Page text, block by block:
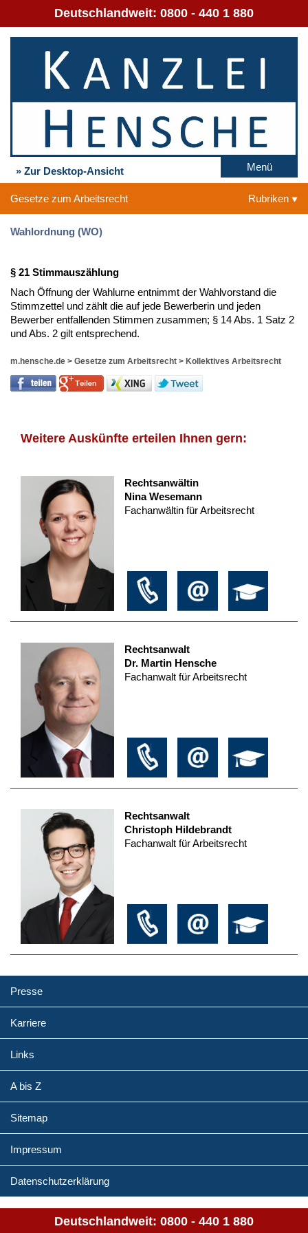
Deutschlandweit: 0800 - 440 1 880
» Zur Desktop-Ansicht Menü
Gesetze zum Arbeitsrecht Rubriken
Wahlordnung (WO)
§ 21 Stimmauszählung
Nach Öffnung der Wahlurne entnimmt der Wahlvorstand die
Stimmzettel und zählt die auf jede Bewerberin und jeden
Bewerber entfallenden Stimmen zusammen; § 14 Abs. 1 Satz 2
und Abs. 2 gilt entsprechend.
m.hensche.de > Gesetze zum Arbeitsrecht > Kollektives Arbeitsrecht
Weitere Auskünfte erteilen Ihnen gern:
Rechtsanwältin
Nina Wesemann
Fachanwältin für Arbeitsrecht
Rechtsanwalt
Dr. Martin Hensche
Fachanwalt für Arbeitsrecht
Rechtsanwalt
Christoph Hildebrandt
Fachanwalt für Arbeitsrecht
Presse
Karriere
Links
A bis Z
Sitemap
Impressum
Datenschutzerklärung
Deutschlandweit: 0800 - 440 1 880